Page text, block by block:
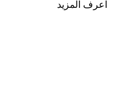
اعرف المزيد